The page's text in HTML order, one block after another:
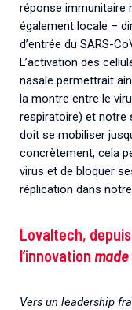
réponse immunitaire
également locale –
d’entrée du SARS-
L’activation des
nasale permettrait
la montre entre le
respiratoire) et notre
doit se mobiliser
concrètement, cela
virus et de bloquer
réplication dans
Lovaltech,
l’innovation
Vers un leadership